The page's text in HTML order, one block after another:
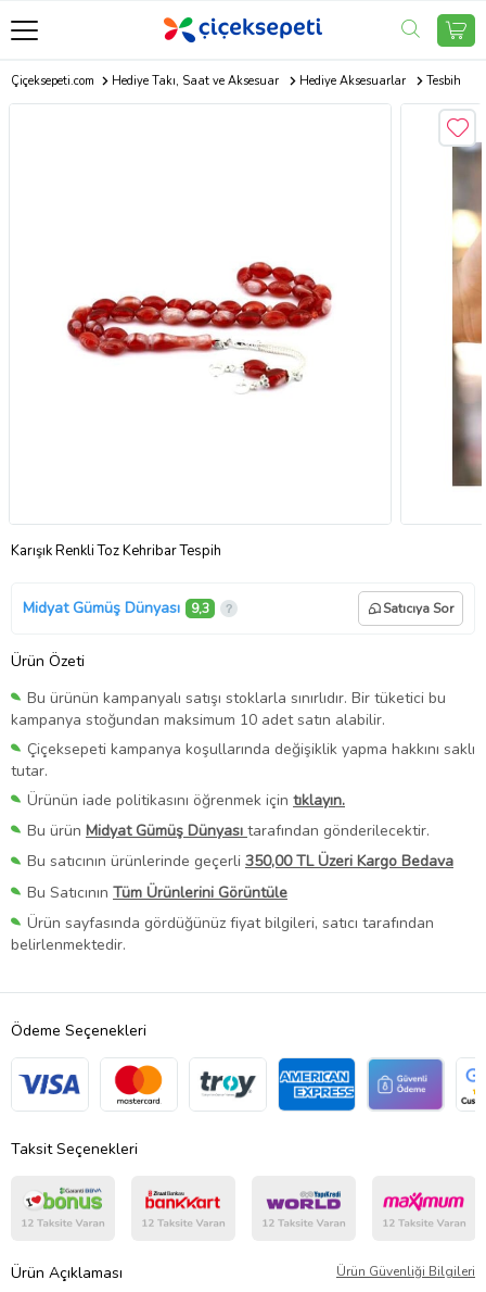
Çiçeksepeti.com Hediye Takı, Saat ve Aksesuar Hediye Aksesuarlar Tesbih
Karışık Renkli Toz Kehribar Tespih
Midyat Gümüş Dünyası 9,3 Satıcıya Sor
Ürün Özeti
Bu ürünün kampanyalı satışı stoklarla sınırlıdır. Bir tüketici bu
kampanya stoğundan maksimum 10 adet satın alabilir.
Çiçeksepeti kampanya koşullarında değişiklik yapma hakkını saklı
tutar.
Ürünün iade politikasını öğrenmek için tıklayın.
Bu ürün Midyat Gümüş Dünyası tarafından gönderilecektir.
Bu satıcının ürünlerinde geçerli 350,00 TL Üzeri Kargo Bedava
Bu Satıcının Tüm Ürünlerini Görüntüle
Ürün sayfasında gördüğünüz fiyat bilgileri, satıcı tarafından
belirlenmektedir.
Ödeme Seçenekleri
Taksit Seçenekleri
Ürün Açıklaması Ürün Güvenliği Bilgileri